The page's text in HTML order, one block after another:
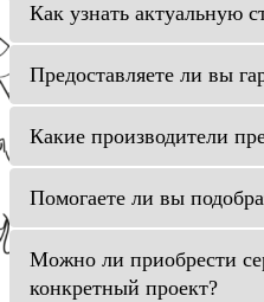
Как узнать актуальную
Предоставляете ли вы
Какие производители
Помогаете ли вы
Можно ли приобрести
конкретный проект?